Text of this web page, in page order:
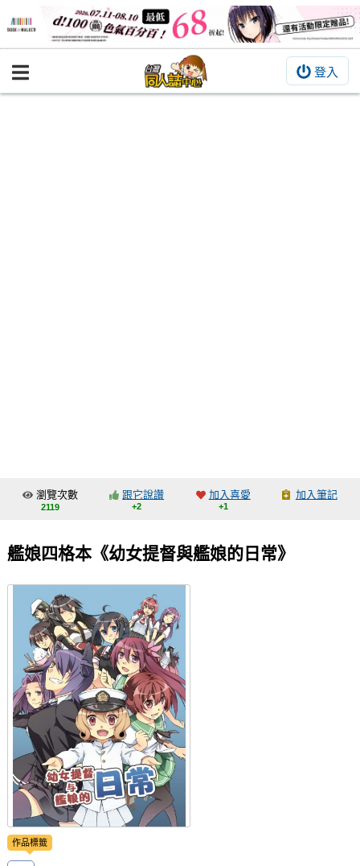
登入
BOOKY書集倉庫
交流中心
會員功能選單
會員中心
註冊會員
登入
瀏覽次數
2119
跟它說讚
+2
加入喜愛
+1
加入筆記
艦娘四格本《幼女提督與艦娘的日常》
作品標籤